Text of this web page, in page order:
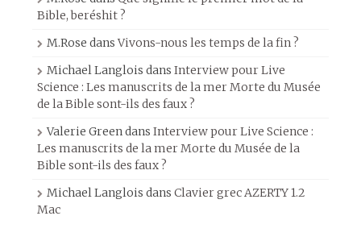
Bible, beréshit ?
M.Rose dansVivons-nous les temps de la fin ?
Michael Langlois dans Interview pour Live
Science : Les manuscrits de la mer Morte du Musée
de la Bible sont-ils des faux ?
Valerie Greendans Interview pour Live Science :
Les manuscrits de la mer Morte du Musée de la
Bible sont-ils des faux ?
Michael Langlois dans Clavier grec AZERTY 1.2
Mac